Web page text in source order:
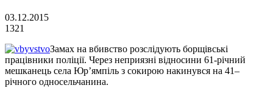
03.12.2015
1321
Замах на вбивство розслідують борщівські
працівники поліції. Через неприязні відносини 61-річний
мешканець села Юр’ямпіль з сокирою накинувся на 41–
річного односельчанина.